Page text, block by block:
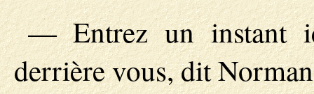
— Entrez un instant
derrière vous, dit